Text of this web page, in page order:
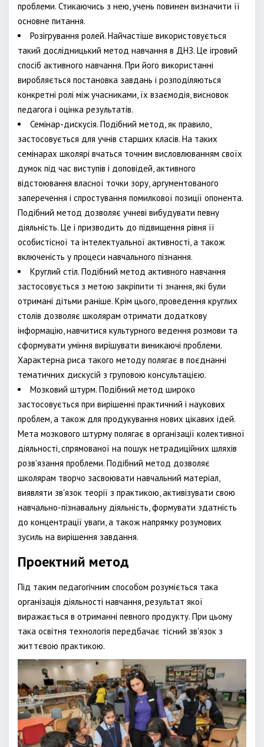
проблеми. Стикаючись з нею, учень повинен визначити її
основне питання.
Розігрування ролей. Найчастіше використовується
такий дослідницький метод навчання в ДНЗ. Це ігровий
спосіб активного навчання. При його використанні
виробляється постановка завдань і розподіляються
конкретні ролі між учасниками, їх взаємодія, висновок
педагога і оцінка результатів.
Семінар-дискусія. Подібний метод, як правило,
застосовується для учнів старших класів. На таких
семінарах школярі вчаться точним висловлюванням своїх
думок під час виступів і доповідей, активного
відстоювання власної точки зору, аргументованого
заперечення і спростування помилкової позиції опонента.
Подібний метод дозволяє учневі вибудувати певну
діяльність. Це і призводить до підвищення рівня її
особистісної та інтелектуальної активності, а також
включеність у процеси навчального пізнання.
Круглий стіл. Подібний метод активного навчання
застосовується з метою закріпити ті знання, які були
отримані дітьми раніше. Крім цього, проведення круглих
столів дозволяє школярам отримати додаткову
інформацію, навчитися культурного ведення розмови та
сформувати уміння вирішувати виникаючі проблеми.
Характерна риса такого методу полягає в поєднанні
тематичних дискусій з груповою консультацією.
Мозковий штурм. Подібний метод широко
застосовується при вирішенні практичний і наукових
проблем, а також для продукування нових цікавих ідей.
Мета мозкового штурму полягає в організації колективної
діяльності, спрямованої на пошук нетрадиційних шляхів
розв'язання проблеми. Подібний метод дозволяє
школярам творчо засвоювати навчальний матеріал,
виявляти зв'язок теорії з практикою, активізувати свою
навчально-пізнавальну діяльність, формувати здатність
до концентрації уваги, а також напрямку розумових
зусиль на вирішення завдання.
Проектний метод
Під таким педагогічним способом розуміється така
організація діяльності навчання, результат якої
виражається в отриманні певного продукту. При цьому
така освітня технологія передбачає тісний зв'язок з
життєвою практикою.